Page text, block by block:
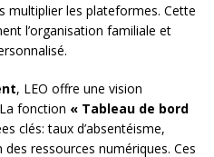
multiplier les plateformes. Cette
l’organisation familiale et
, LEO offre une vision
fonction « Tableau de bord
clés: taux d’absentéisme,
ressources numériques. Ces